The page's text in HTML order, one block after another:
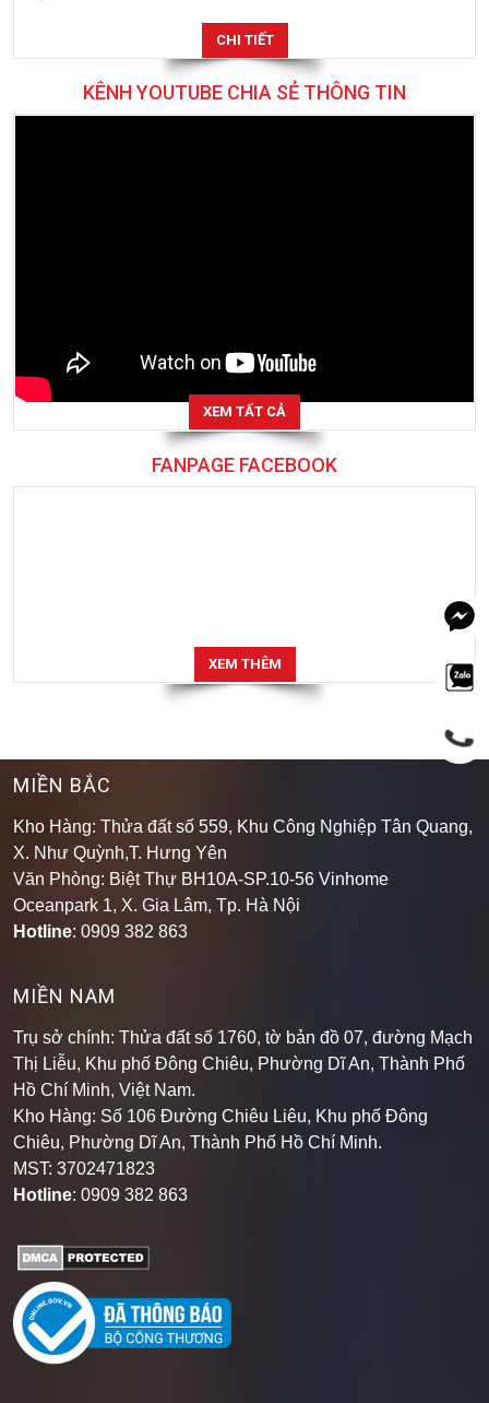
CHI TIẾT
KÊNH YOUTUBE CHIA SẺ THÔNG TIN
XEM TẤT CẢ
FANPAGE FACEBOOK
XEM THÊM
MIỀN BẮC
Kho Hàng: Thửa đất số 559, Khu Công Nghiệp Tân Quang,
X. Như Quỳnh,T. Hưng Yên
Văn Phòng: Biệt Thự BH10A-SP.10-56 Vinhome
Oceanpark 1, X. Gia Lâm, Tp. Hà Nội
Hotline: 0909 382 863
MIỀN NAM
Trụ sở chính: Thửa đất số 1760, tờ bản đồ 07, đường Mạch
Thị Liễu, Khu phố Đông Chiêu, Phường Dĩ An, Thành Phố
Hồ Chí Minh, Việt Nam.
Kho Hàng: Số 106 Đường Chiêu Liêu, Khu phố Đông
Chiêu, Phường Dĩ An, Thành Phố Hồ Chí Minh.
MST: 3702471823
Hotline: 0909 382 863